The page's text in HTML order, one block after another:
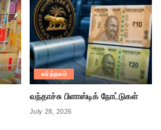
வர்த்தகம்
வந்தாச்சு பிளாஸ்டிக் நோட்டுகள்
July 28, 2026